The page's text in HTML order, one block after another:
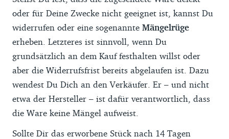
oder für Deine Zwecke nicht geeignet ist, kannst Du
widerrufen oder eine sogenannte Mängelrüge
erheben. Letzteres ist sinnvoll, wenn Du
grundsätzlich an dem Kauf festhalten willst oder
aber die Widerrufsfrist bereits abgelaufen ist. Dazu
wendest Du Dich an den Verkäufer. Er – und nicht
etwa der Hersteller – ist dafür verantwortlich, dass
die Ware keine Mängel aufweist.
Sollte Dir das erworbene Stück nach 14 Tagen